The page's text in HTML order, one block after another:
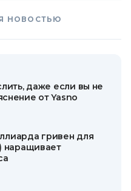
НОВОСТЬЮ
даже если вы не
от Yasno
гривен для
наращивает